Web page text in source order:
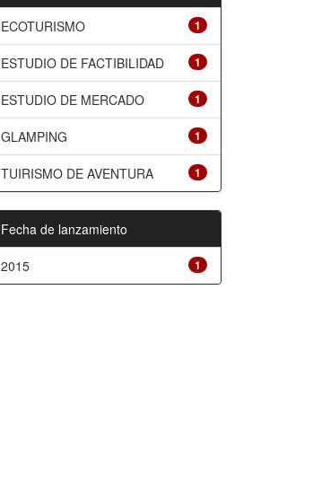
1
ECOTURISMO
1
ESTUDIO DE FACTIBILIDAD
1
ESTUDIO DE MERCADO
1
GLAMPING
1
TUIRISMO DE AVENTURA
Fecha de lanzamiento
1
2015